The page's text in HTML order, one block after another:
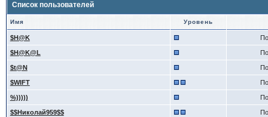
Список пользователей
Имя Уровень
$H@K
$H@K@L
$t@N
$WIFT
%)))))
$$Николай959$$